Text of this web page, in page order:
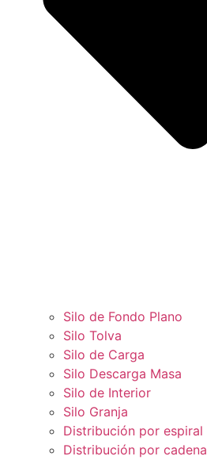
Silo de Fondo Plano
Silo Tolva
Silo de Carga
Silo Descarga Masa
Silo de Interior
Silo Granja
Distribución por espiral
Distribución por cadena